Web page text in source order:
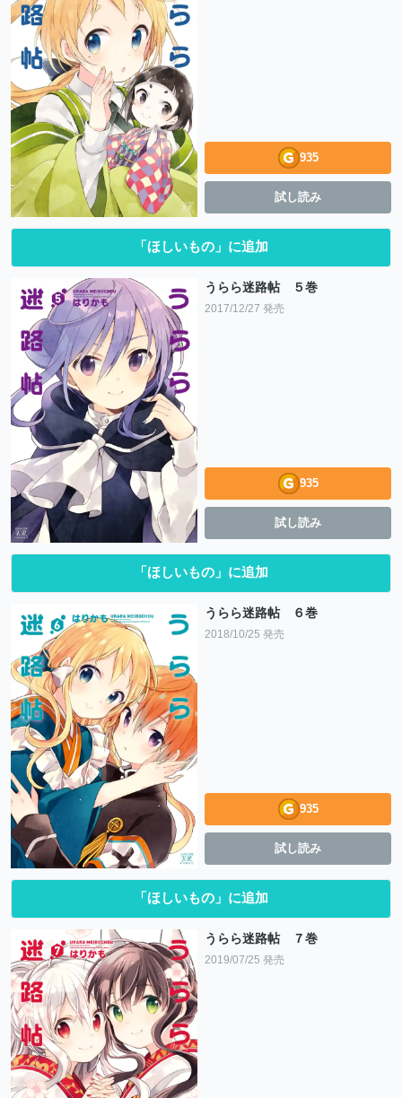
935
試し読み
「ほしいもの」に追加
うらら迷路帖 ５巻
2017/12/27 発売
935
試し読み
「ほしいもの」に追加
うらら迷路帖 ６巻
2018/10/25 発売
935
試し読み
「ほしいもの」に追加
うらら迷路帖 ７巻
2019/07/25 発売